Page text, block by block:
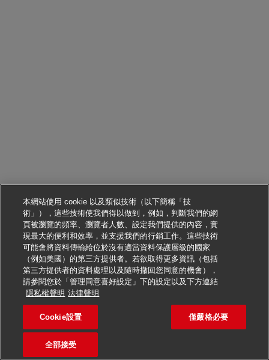
申請此職位
Verkäufer Postfiliale (m/
本網站使用 cookie 以及類似技術（以下簡稱「技
術」），這些技術使我們得以做到，例如，判斷我們的網
頁被瀏覽的頻率、瀏覽者人數、設定我們提供的內容，實
現最大的便利和效率，並支援我們的行銷工作。這些技術
可能會將資料傳輸給位於沒有適當資料保護層級的國家
（例如美國）的第三方提供者。若欲取得更多資訊（包括
第三方提供者的資料處理以及隨時撤回您同意的機會），
請參閱您於「管理同意喜好設定」下的設定以及下方連結
隱私權聲明 法律聲明
Cookie設置 僅嚴格必要
全部接受